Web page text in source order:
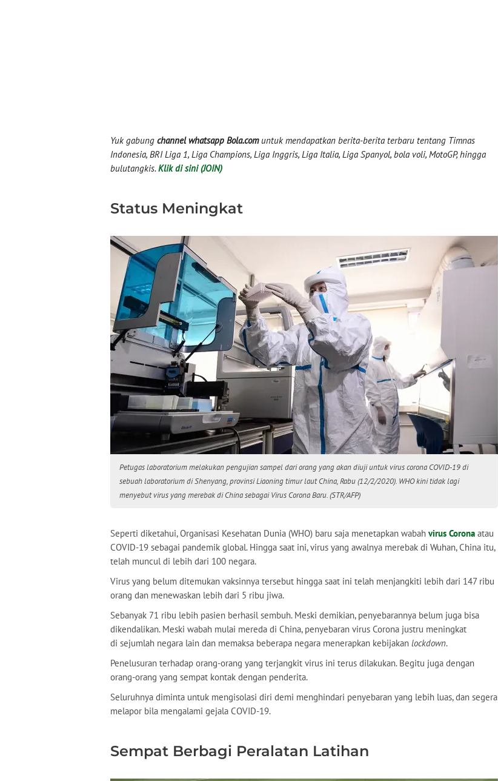
Yuk gabung channel whatsapp Bola.comuntuk mendapatkan berita-berita terbaru tentang Timnas
Indonesia, BRI Liga 1, Liga Champions, Liga Inggris, Liga Italia, Liga Spanyol, bola voli, MotoGP, hingga
bulutangkis. Klik di sini (JOIN)
Status Meningkat
Petugas laboratorium melakukan pengujian sampel dari orang yang akan diuji untuk virus corona COVID-19 di
sebuah laboratorium di Shenyang, provinsi Liaoning timur laut China, Rabu (12/2/2020). WHO kini tidak lagi
menyebut virus yang merebak di China sebagai Virus Corona Baru. (STR/AFP)
Seperti diketahui, Organisasi Kesehatan Dunia (WHO) baru saja menetapkan wabah virus Corona atau
COVID-19 sebagai pandemik global. Hingga saat ini, virus yang awalnya merebak di Wuhan, China itu,
telah muncul di lebih dari 100 negara.
Virus yang belum ditemukan vaksinnya tersebut hingga saat ini telah menjangkiti lebih dari 147 ribu
orang dan menewaskan lebih dari 5 ribu jiwa.
Sebanyak 71 ribu lebih pasien berhasil sembuh. Meski demikian, penyebarannya belum juga bisa
dikendalikan. Meski wabah mulai mereda di China, penyebaran virus Corona justru meningkat
di sejumlah negara lain dan memaksa beberapa negara menerapkan kebijakan lockdown.
Penelusuran terhadap orang-orang yang terjangkit virus ini terus dilakukan. Begitu juga dengan
orang-orang yang sempat kontak dengan penderita.
Seluruhnya diminta untuk mengisolasi diri demi menghindari penyebaran yang lebih luas, dan segera
melapor bila mengalami gejala COVID-19.
Sempat Berbagi Peralatan Latihan